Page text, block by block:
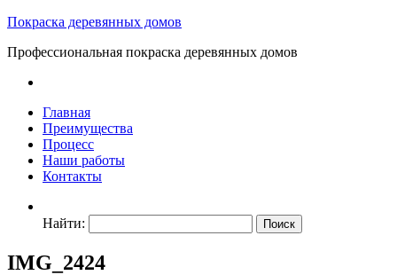
Покраска деревянных домов
Профессиональная покраска деревянных домов
Главная
Преимущества
Процесс
Наши работы
Контакты
Найти:
IMG_2424